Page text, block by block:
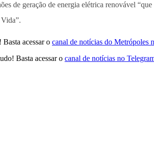
de geração de energia elétrica renovável
acessar o canal de notícias do Metrópoles
Basta acessar o canal de notícias no